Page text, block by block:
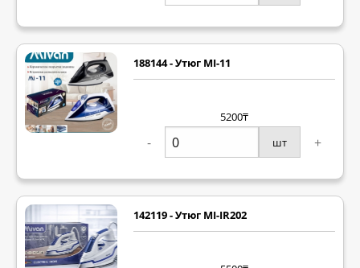
188144 - Утюг MI-11
5200₸
- шт +
142119 - Утюг MI-IR202